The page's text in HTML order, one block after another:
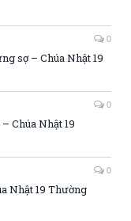
0
sợ – Chúa Nhật 19
0
Chúa Nhật 19
0
Nhật 19 Thường